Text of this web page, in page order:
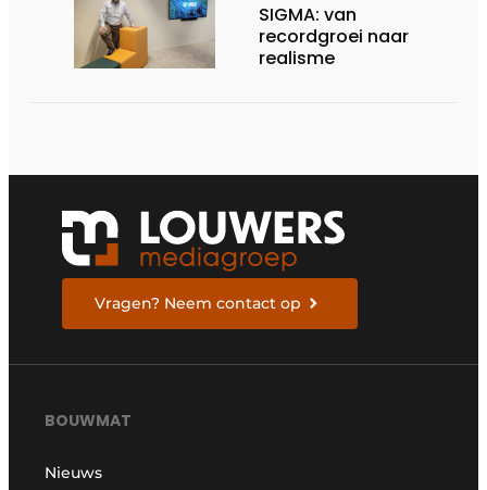
SIGMA: van
recordgroei naar
realisme
Vragen? Neem contact op
BOUWMAT
Nieuws